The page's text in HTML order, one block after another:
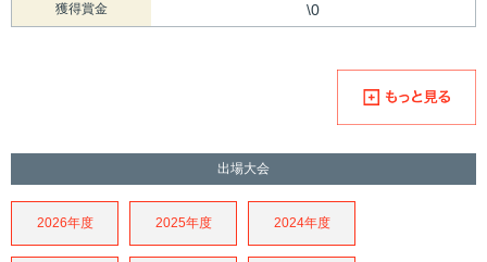
獲得賞金 \0
出場大会
2026年度 2025年度 2024年度